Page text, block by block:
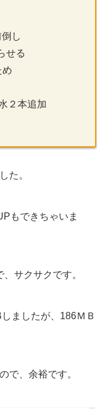
し
せる
２本追加
た。
もできちゃいま
サクサクです。
ましたが、186ＭＢ
で、余裕です。